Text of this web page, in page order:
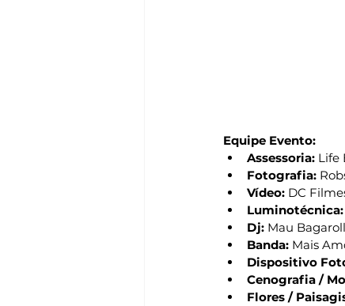
Equipe Evento:
Assessoria: Life
Fotografia:
Vídeo: DC
Luminotécnica:
Dj: Mau
Banda: Mais
Dispositivo
Cenografia /
Flores /